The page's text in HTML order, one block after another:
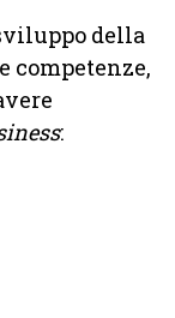
della
competenze,
: